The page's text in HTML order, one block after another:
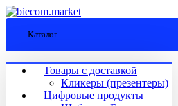
Каталог
Товары с доставкой
Кликеры (презентеры)
Цифровые продукты